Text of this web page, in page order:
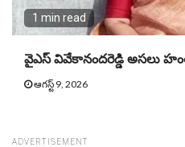
1 min read
వైఎస్‌ వివేకానందరెడ్డి అసలు
ఆగస్ట్ 9, 2026
ADVERTISEMENT